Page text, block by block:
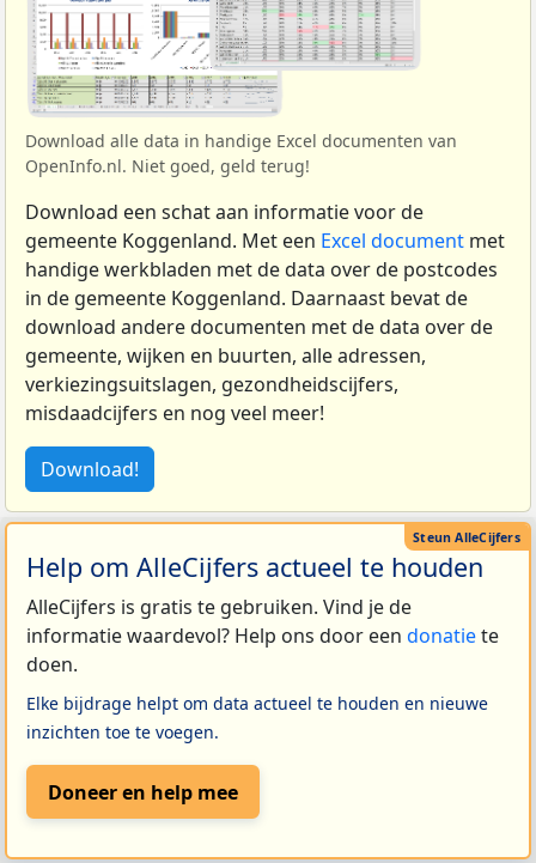
Download alle data in handige Excel documenten van
OpenInfo.nl. Niet goed, geld terug!
Download een schat aan informatie voor de
gemeente Koggenland. Met een Excel document met
handige werkbladen met de data over de postcodes
in de gemeente Koggenland. Daarnaast bevat de
download andere documenten met de data over de
gemeente, wijken en buurten, alle adressen,
verkiezingsuitslagen, gezondheidscijfers,
misdaadcijfers en nog veel meer!
Download!
Help om AlleCijfers actueel te houden
AlleCijfers is gratis te gebruiken. Vind je de
informatie waardevol? Help ons door een donatiete
doen.
Elke bijdrage helpt om data actueel te houden en nieuwe
inzichten toe te voegen.
Doneer en help mee